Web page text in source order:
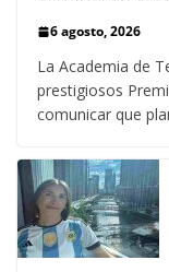
6 agosto, 2026
La Academia de
prestigiosos
comunicar que